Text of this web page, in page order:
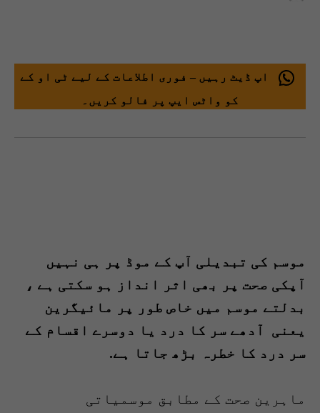
اپ ڈیٹ رہیں – فوری اطلاعات کے لیے ٹی او کے
کو واٹس ایپ پر فالو کریں۔
موسم کی تبدیلی آپ کے موڈ پر ہی نہیں
آپکی صحت پر بھی اثر انداز ہو سکتی ہے ،
بدلتے موسم میں خاص طور پر مائیگرین
یعنی آدھے سر کا درد یا دوسرے اقسام کے
سر درد کا خطرہ بڑھ جاتا ہے.
ماہرین صحت کے مطابق موسمیاتی